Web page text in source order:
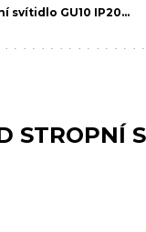
svítidlo GU10 IP20…
STROPNÍ